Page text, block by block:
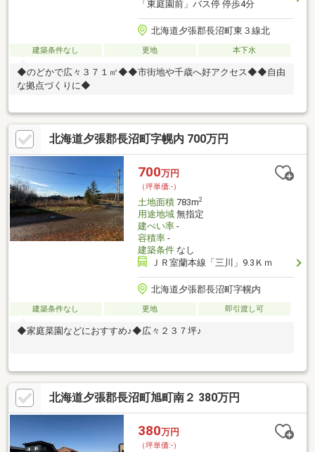
「東庭園前」バス停 停歩4分
北海道夕張郡長沼町東３線北
建築条件なし 更地 本下水
◆のどかで広々３７１㎡◆◆市街地や千歳へ好アクセス◆◆自由
な拠点づくりに◆
北海道夕張郡長沼町字幌内 700万円
700万円
（坪単価:-）
土地面積783m2
用途地域無指定
建ぺい率-
容積率-
建築条件なし
ＪＲ室蘭本線「三川」9.3Ｋｍ
北海道夕張郡長沼町字幌内
建築条件なし 更地 即引渡し可
◆家庭菜園などにおすすめ♪◆広々２３７坪♪
北海道夕張郡長沼町旭町南２ 380万円
380万円
（坪単価:-）